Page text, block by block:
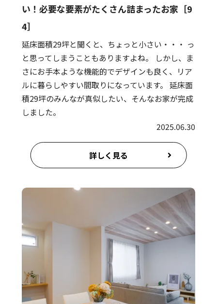
い！必要な要素がたくさん詰まったお家［9
4］
延床面積29坪と聞くと、ちょっと小さい・・・ っ
と思ってしまうこともありますよね。 しかし、ま
さにお手本ような機能的でデザインも良く、リア
ルに暮らしやすい間取りになっています。 延床面
積29坪のみんなが真似したい、そんなお家が完成
しました。
2025.06.30
詳しく見る